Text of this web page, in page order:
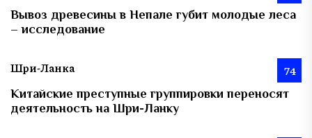
Вывоз древесины в Непале губит молодые леса
– исследование
Шри-Ланка 74
Китайские преступные группировки переносят
деятельность на Шри-Ланку